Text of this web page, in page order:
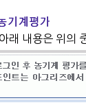
래 내용은 위의